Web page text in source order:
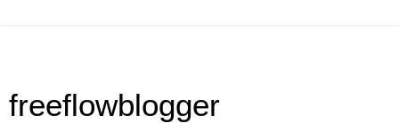
freeflowblogger